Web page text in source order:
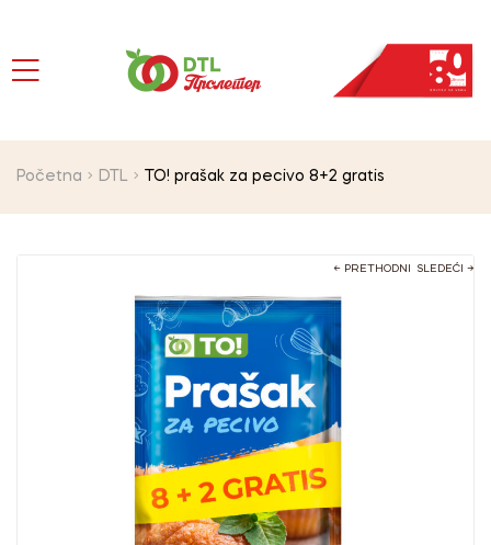
Početna DTL TO! prašak za pecivo 8+2 gratis
← PRETHODNI SLEDEĆI →